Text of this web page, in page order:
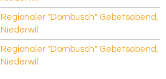
Regionaler "Dornbusch" Gebetsabend,
Niederwil
Regionaler "Dornbusch" Gebetsabend,
Niederwil